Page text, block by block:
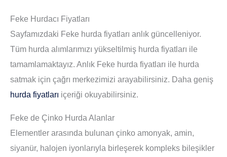
Feke Hurdacı Fiyatları
Sayfamızdaki Feke hurda fiyatları anlık güncelleniyor.
Tüm hurda alımlarımızı yükseltilmiş hurda fiyatları ile
tamamlamaktayız. Anlık Feke hurda fiyatları ile hurda
satmak için çağrı merkezimizi arayabilirsiniz. Daha geniş
hurda fiyatları içeriği okuyabilirsiniz.
Feke de Çinko Hurda Alanlar
Elementler arasında bulunan çinko amonyak, amin,
siyanür, halojen iyonlarıyla birleşerek kompleks bileşikler